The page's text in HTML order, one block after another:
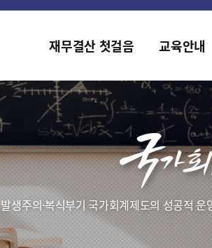
홈페이지가 새롭게
재무결산 첫걸음 교육안내
발생주의·복식부기 국가회계제도의 성공적